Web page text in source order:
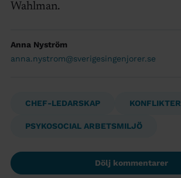
Wahlman.
Anna Nyström
anna.nystrom@sverigesingenjorer.se
CHEF-LEDARSKAP KONFLIKTER
PSYKOSOCIAL ARBETSMILJÖ
Dölj kommentarer